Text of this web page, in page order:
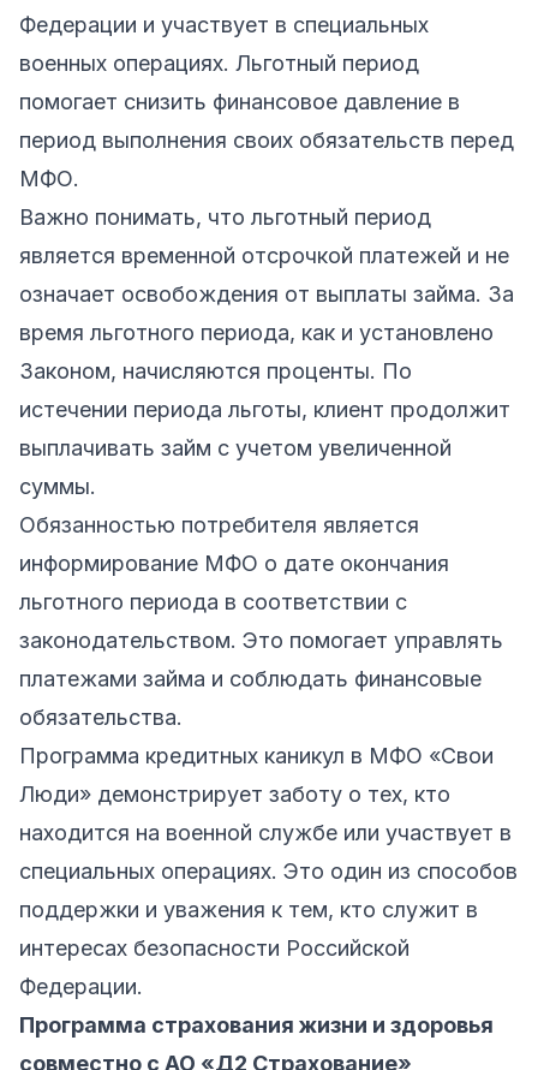
Федерации и участвует в специальных
военных операциях. Льготный период
помогает снизить финансовое давление в
период выполнения своих обязательств перед
МФО.
Важно понимать, что льготный период
является временной отсрочкой платежей и не
означает освобождения от выплаты займа. За
время льготного периода, как и установлено
Законом, начисляются проценты. По
истечении периода льготы, клиент продолжит
выплачивать займ с учетом увеличенной
суммы.
Обязанностью потребителя является
информирование МФО о дате окончания
льготного периода в соответствии с
законодательством. Это помогает управлять
платежами займа и соблюдать финансовые
обязательства.
Программа кредитных каникул в МФО «Свои
Люди» демонстрирует заботу о тех, кто
находится на военной службе или участвует в
специальных операциях. Это один из способов
поддержки и уважения к тем, кто служит в
интересах безопасности Российской
Федерации.
Программа страхования жизни и здоровья
совместно с АО «Д2 Страхование»